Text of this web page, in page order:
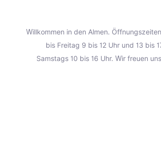
Willkommen in den Almen.
bis Freitag 9 bis 12 Uhr und 13 bis
Samstags 10 bis 16 Uhr. Wir freuen